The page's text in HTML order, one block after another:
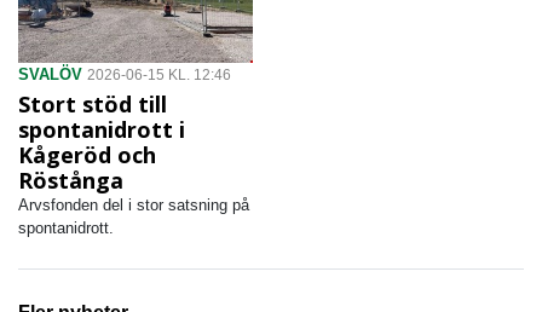
SVALÖV 2026-06-15 KL. 12:46
Stort stöd till
spontanidrott i
Kågeröd och
Röstånga
Arvsfonden del i stor satsning på
spontanidrott.